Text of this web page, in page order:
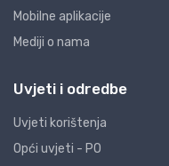
Mobilne aplikacije
Mediji o nama
Uvjeti i odredbe
Uvjeti korištenja
Opći uvjeti - PO